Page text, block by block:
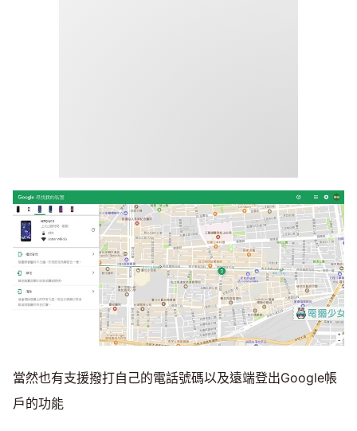
當然也有支援撥打自己的電話號碼以及遠端登出Google帳
戶的功能